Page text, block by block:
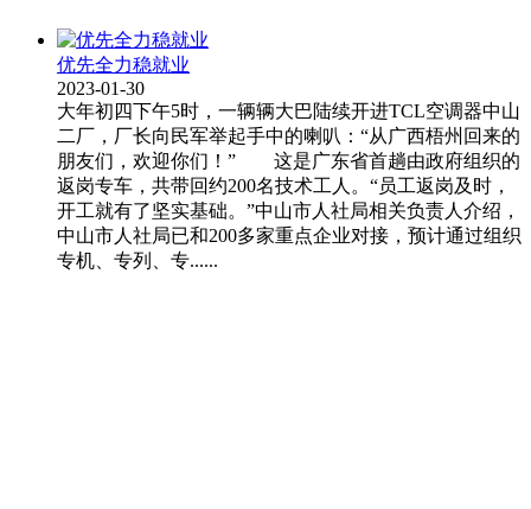
优先全力稳就业
2023-01-30
大年初四下午5时，一辆辆大巴陆续开进TCL空调器中山
二厂，厂长向民军举起手中的喇叭：“从广西梧州回来的
朋友们，欢迎你们！” 这是广东省首趟由政府组织的
返岗专车，共带回约200名技术工人。“员工返岗及时，
开工就有了坚实基础。”中山市人社局相关负责人介绍，
中山市人社局已和200多家重点企业对接，预计通过组织
专机、专列、专......